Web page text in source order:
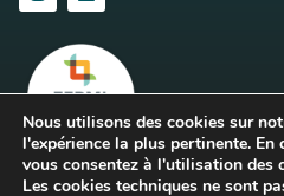
Nous utilisons des cookies sur
l'expérience la plus pertinente.
vous consentez à l'utilisation des
Les cookies techniques ne sont